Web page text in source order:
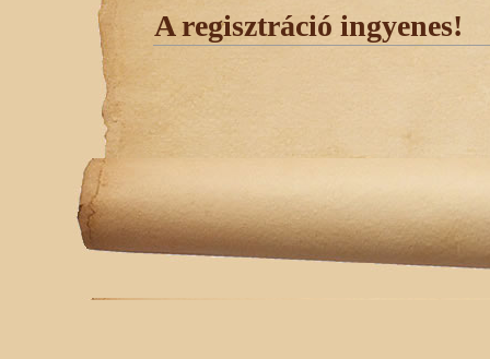
A regisztráció ingyenes!